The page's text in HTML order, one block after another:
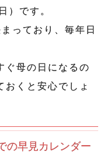
）です。
っており、毎年日
ぐ母の日になるの
おくと安心でしょ
の早見カレンダー